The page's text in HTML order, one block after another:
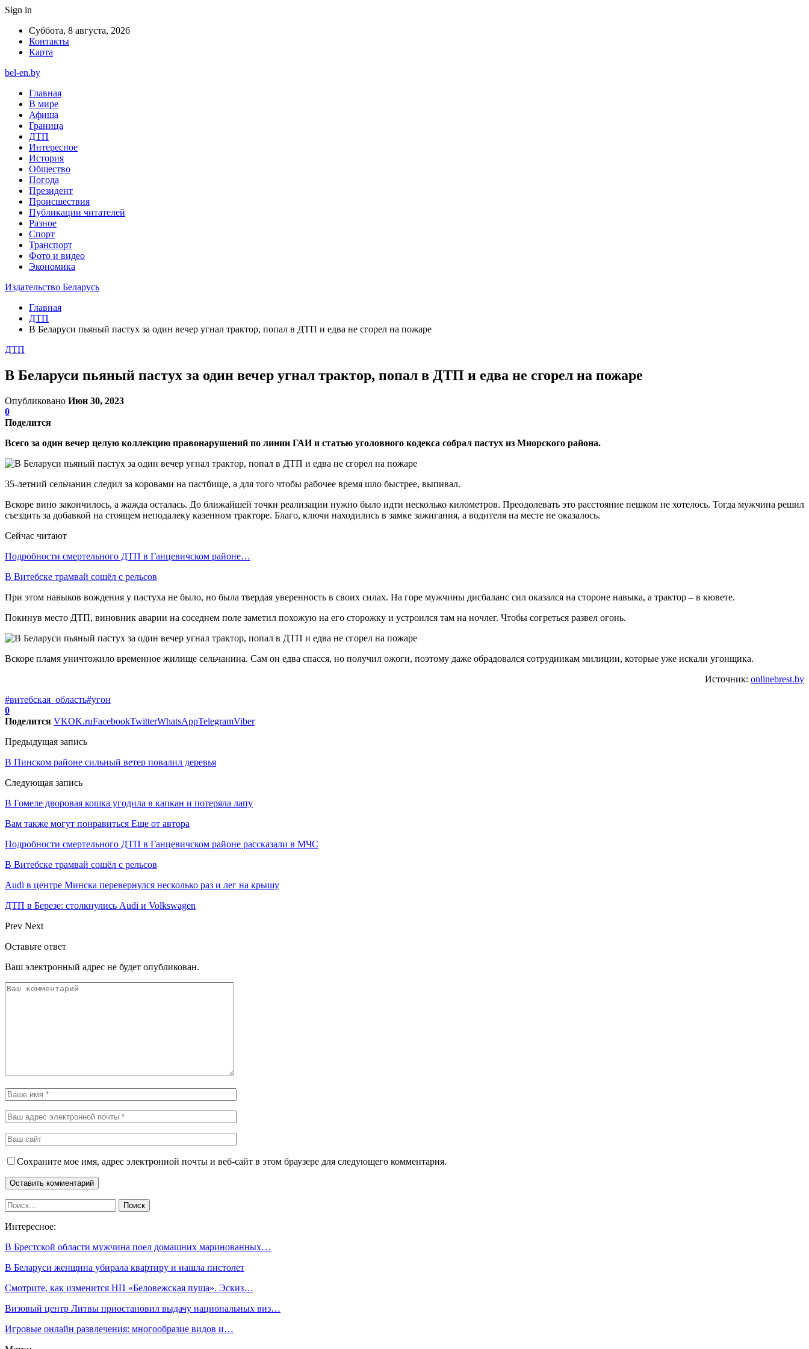
Sign in
Суббота, 8 августа, 2026
Контакты
Карта
bel-en.by
Главная
В мире
Афиша
Граница
ДТП
Интересное
История
Общество
Погода
Президент
Происшествия
Публикации читателей
Разное
Спорт
Транспорт
Фото и видео
Экономика
Издательство Беларусь
Главная
ДТП
В Беларуси пьяный пастух за один вечер угнал трактор, попал в ДТП и едва не сгорел на пожаре
ДТП
В Беларуси пьяный пастух за один вечер угнал трактор, попал в ДТП и едва не сгорел на пожаре
Опубликовано Июн 30, 2023
0
Поделится
Всего за один вечер целую коллекцию правонарушений по линии ГАИ и статью уголовного кодекса собрал пастух из Миорского района.
35-летний сельчанин следил за коровами на пастбище, а для того чтобы рабочее время шло быстрее, выпивал.
Вскоре вино закончилось, а жажда осталась. До ближайшей точки реализации нужно было идти несколько километров. Преодолевать это расстояние пешком не хотелось. Тогда мужчина решил
съездить за добавкой на стоящем неподалеку казенном тракторе. Благо, ключи находились в замке зажигания, а водителя на месте не оказалось.
Сейчас читают
Подробности смертельного ДТП в Ганцевичском районе…
В Витебске трамвай сошёл с рельсов
При этом навыков вождения у пастуха не было, но была твердая уверенность в своих силах. На горе мужчины дисбаланс сил оказался на стороне навыка, а трактор – в кювете.
Покинув место ДТП, виновник аварии на соседнем поле заметил похожую на его сторожку и устроился там на ночлег. Чтобы согреться развел огонь.
Вскоре пламя уничтожило временное жилище сельчанина. Сам он едва спасся, но получил ожоги, поэтому даже обрадовался сотрудникам милиции, которые уже искали угонщика.
Источник: onlinebrest.by
#витебская_область#угон
0
Поделится VKOK.ruFacebookTwitterWhatsAppTelegramViber
Предыдущая запись
В Пинском районе сильный ветер повалил деревья
Следующая запись
В Гомеле дворовая кошка угодила в капкан и потеряла лапу
Вам также могут понравиться Еще от автора
Подробности смертельного ДТП в Ганцевичском районе рассказали в МЧС
В Витебске трамвай сошёл с рельсов
Audi в центре Минска перевернулся несколько раз и лег на крышу
ДТП в Березе: столкнулись Audi и Volkswagen
Prev Next
Оставьте ответ
Ваш электронный адрес не будет опубликован.
Сохраните мое имя, адрес электронной почты и веб-сайт в этом браузере для следующего комментария.
Интересное:
В Брестской области мужчина поел домашних маринованных…
В Беларуси женщина убирала квартиру и нашла пистолет
Смотрите, как изменится НП «Беловежская пуща». Эскиз…
Визовый центр Литвы приостановил выдачу национальных виз…
Игровые онлайн развлечения: многообразие видов и…